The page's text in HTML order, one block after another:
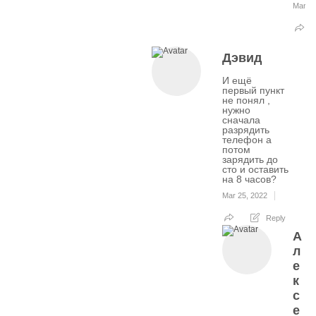
Mar
Дэвид
И ещё
первый пункт
не понял ,
нужно
сначала
разрядить
телефон а
потом
зарядить до
сто и оставить
на 8 часов?
Mar 25, 2022
Reply
А
л
е
к
с
е